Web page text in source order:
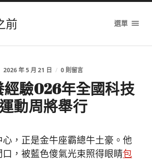
前 選單
2026 年 5 月 21 日 / 0 則留言
經驗026年全國科技
動周將舉行
，正是金牛座霸總牛土豪。他
，被藍色傻氣光束照得眼睛包